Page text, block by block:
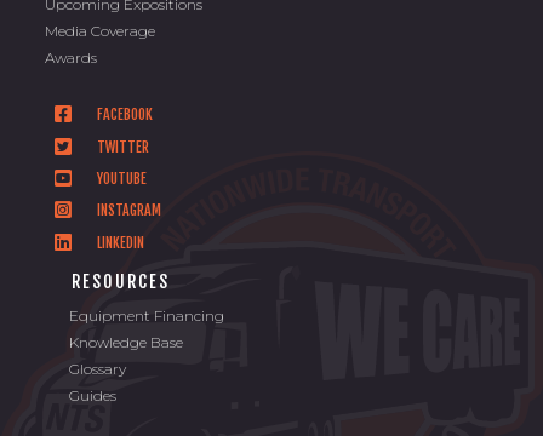
Upcoming Expositions
Media Coverage
Awards
FACEBOOK
TWITTER
YOUTUBE
INSTAGRAM
LINKEDIN
RESOURCES
Equipment Financing
Knowledge Base
Glossary
Guides